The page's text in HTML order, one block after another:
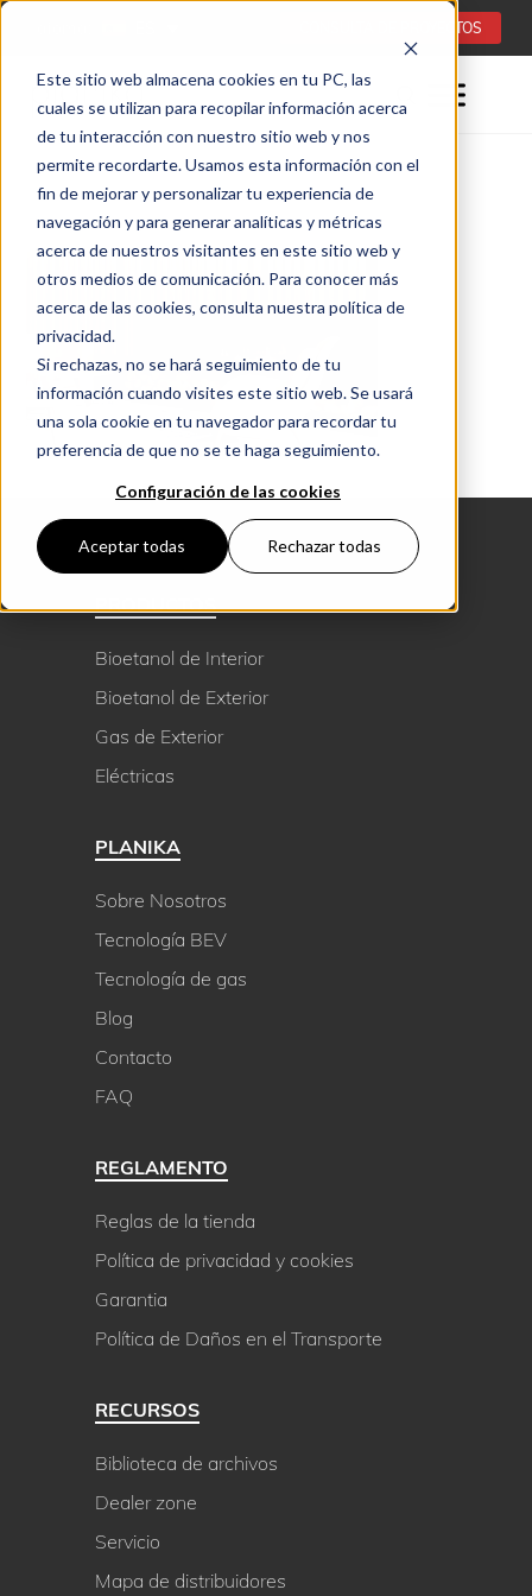
Este sitio web almacena cookies en tu PC, las
cuales se utilizan para recopilar información acerca
de tu interacción con nuestro sitio web y nos
permite recordarte. Usamos esta información con el
fin de mejorar y personalizar tu experiencia de
navegación y para generar analíticas y métricas
acerca de nuestros visitantes en este sitio web y
otros medios de comunicación. Para conocer más
acerca de las cookies, consulta nuestra política de
privacidad.
Si rechazas, no se hará seguimiento de tu
información cuando visites este sitio web. Se usará
una sola cookie en tu navegador para recordar tu
preferencia de que no se te haga seguimiento.
Configuración de las cookies
Aceptar todas Rechazar todas
CONSULTA DE PROYECTOS
PRODUCTOS
Bioetanol de Interior
Bioetanol de Exterior
Gas de Exterior
Eléctricas
PLANIKA
Sobre Nosotros
Tecnología BEV
Tecnología de gas
Blog
Contacto
FAQ
REGLAMENTO
Reglas de la tienda
Política de privacidad y cookies
Garantia
Política de Daños en el Transporte
RECURSOS
Biblioteca de archivos
Dealer zone
Servicio
Mapa de distribuidores